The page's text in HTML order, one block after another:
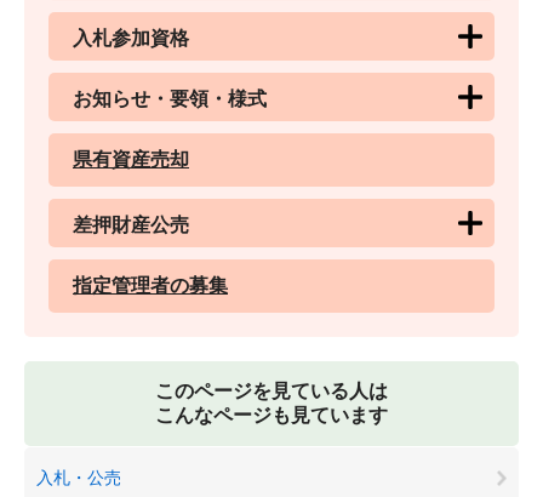
入札参加資格
お知らせ・要領・様式
県有資産売却
差押財産公売
指定管理者の募集
このページを見ている人は
こんなページも見ています
入札・公売